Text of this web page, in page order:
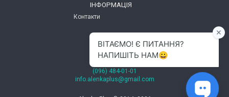
ІНФОРМАЦІЯ
Контакти
(096) 484-01-01
info.alenkaplus@gmail.com